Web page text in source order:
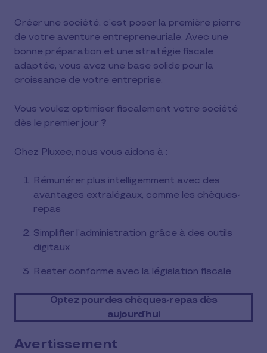
Créer une société, c’est poser la première pierre
de votre aventure entrepreneuriale. Avec une
bonne préparation et une stratégie fiscale
adaptée, vous avez une base solide pour la
croissance de votre entreprise.
Vous voulez optimiser fiscalement votre société
dès le premier jour ?
Chez Pluxee, nous vous aidons à :
Rémunérer plus intelligemment avec des
avantages extralégaux, comme les chèques-
repas
Simplifier l’administration grâce à des outils
digitaux
Rester conforme avec la législation fiscale
Optez pour des chèques-repas dès
aujourd’hui
Avertissement